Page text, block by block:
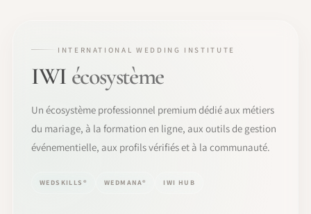
INTERNATIONAL WEDDING INSTITUTE
IWI écosystème
Un écosystème professionnel premium dédié aux métiers
du mariage, à la formation en ligne, aux outils de gestion
événementielle, aux profils vérifiés et à la communauté.
WEDSKILLS® WEDMANA® IWI HUB